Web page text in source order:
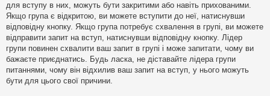
для вступу в них, можуть бути закритими або навіть прихованими.
Якщо група є відкритою, ви можете вступити до неї, натиснувши
відповідну кнопку. Якщо група потребує схвалення в групі, ви можете
відправити запит на вступ, натиснувши відповідну кнопку. Лідер
групи повинен схвалити ваш запит в групі і може запитати, чому ви
бажаєте приєднатись. Будь ласка, не діставайте лідера групи
питаннями, чому він відхилив ваш запит на вступ, у нього можуть
бути для цього свої причини.